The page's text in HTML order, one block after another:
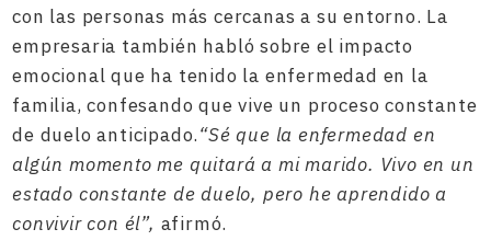
con las personas más cercanas a su entorno. La
empresaria también habló sobre el impacto
emocional que ha tenido la enfermedad en la
familia, confesando que vive un proceso constante
de duelo anticipado.“Sé que la enfermedad en
algún momento me quitará a mi marido. Vivo en un
estado constante de duelo, pero he aprendido a
convivir con él”, afirmó.